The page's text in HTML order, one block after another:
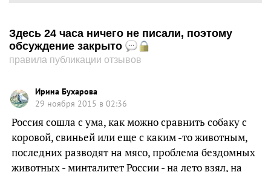
Здесь 24 часа ничего не писали, поэтому
обсуждение закрыто
правила публикации отзывов
Ирина Бухарова
29 ноября 2015 в 02:36
Россия сошла с ума, как можно сравнить собаку с
коровой, свиньей или еще с каким -то животным,
последних разводят на мясо, проблема бездомных
животных - минталитет России - на лето взял, на